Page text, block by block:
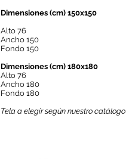
Dimensiones (cm) 150x150
Alto 76
Ancho 150
Fondo 150
Dimensiones (cm) 180x180
Alto 76
Ancho 180
Fondo 180
Tela a elegir según nuestro catálogo